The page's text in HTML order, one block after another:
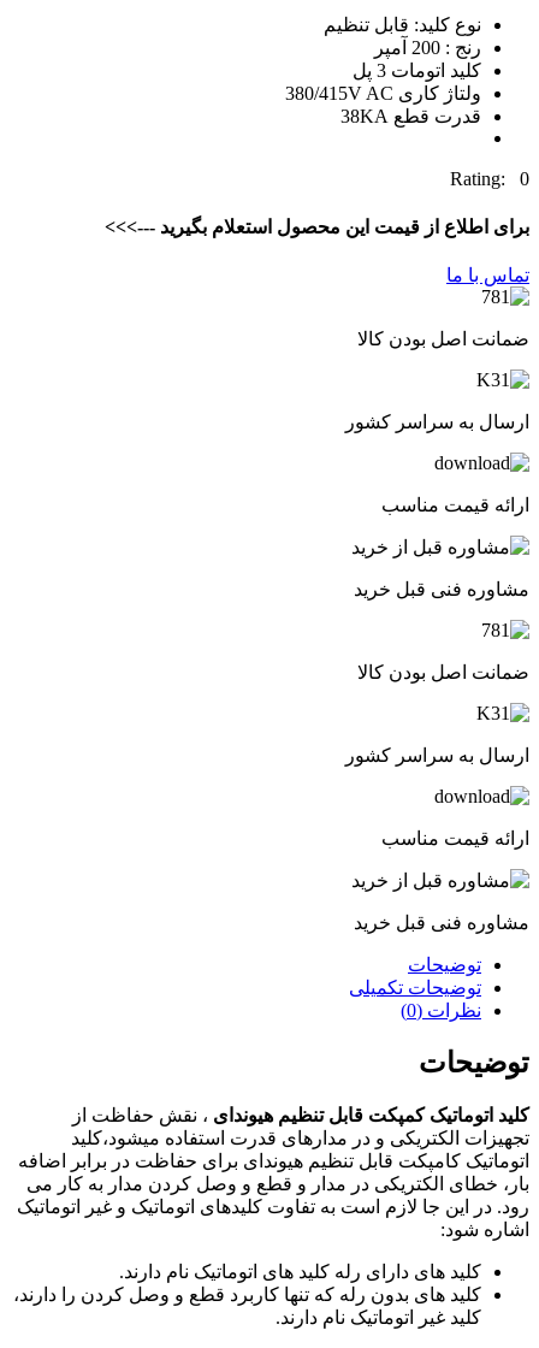
نوع کلید: قابل تنظیم
رنج : 200 آمپر
کلید اتومات 3 پل
ولتاژ کاری 380/415V AC
قدرت قطع 38KA
Rating: 0
برای اطلاع از قیمت این محصول استعلام بگیرید --->>>
تماس با ما
ضمانت اصل بودن کالا
ارسال به سراسر کشور
ارائه قیمت مناسب
مشاوره فنی قبل خرید
ضمانت اصل بودن کالا
ارسال به سراسر کشور
ارائه قیمت مناسب
مشاوره فنی قبل خرید
توضیحات
توضیحات تکمیلی
نظرات (0)
توضیحات
کلید اتوماتیک کمپکت قابل تنظیم هیوندای ، نقش حفاظت از
تجهیزات الکتریکی و در مدارهای قدرت استفاده میشود،کلید
اتوماتیک کامپکت قابل تنظیم هیوندای برای حفاظت در برابر اضافه
بار، خطای الکتریکی در مدار و قطع و وصل کردن مدار به کار می
رود. در این جا لازم است به تفاوت کلیدهای اتوماتیک و غیر اتوماتیک
اشاره شود:
کلید های دارای رله کلید های اتوماتیک نام دارند.
کلید های بدون رله که تنها کاربرد قطع و وصل کردن را دارند،
کلید غیر اتوماتیک نام دارند.